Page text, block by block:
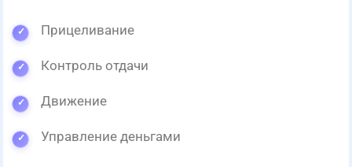
Прицеливание
Контроль отдачи
Движение
Управление деньгами